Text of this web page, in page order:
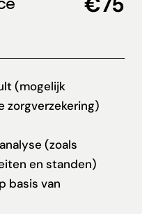
(mogelijk
zorgverzekering)
(zoals
en standen)
basis van